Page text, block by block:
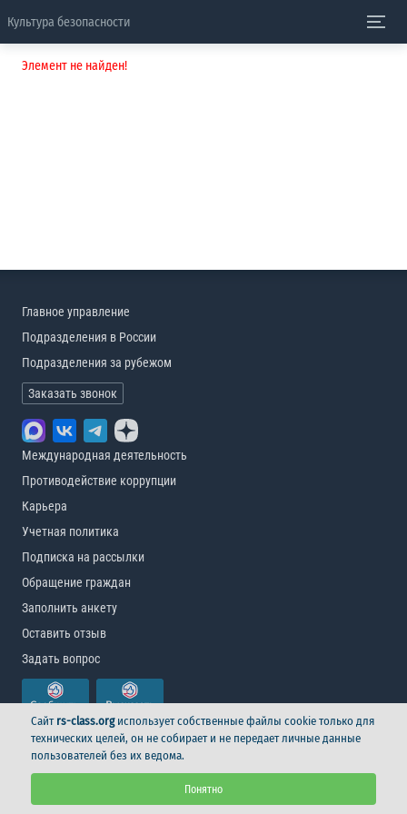
Культура безопасности
Элемент не найден!
Главное управление
Подразделения в России
Подразделения за рубежом
Заказать звонок
Международная деятельность
Противодействие коррупции
Карьера
Учетная политика
Подписка на рассылки
Обращение граждан
Заполнить анкету
Оставить отзыв
Задать вопрос
© Российский морской регистр судоходства, 2026
Логотип
Сайт rs-class.orgиспользует собственные файлы cookie только для
технических целей, он не собирает и не передает личные данные
пользователей без их ведома.
Понятно